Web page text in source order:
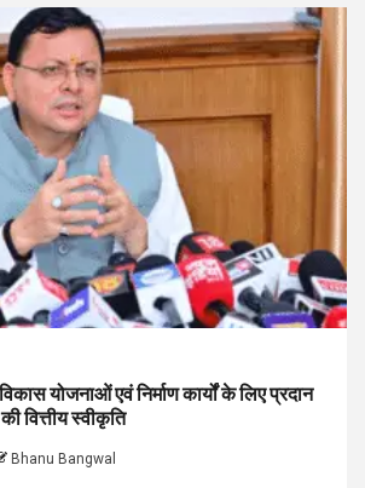
योजनाओं एवं निर्माण कार्यों के लिए प्रदान
वित्तीय स्वीकृति
Bhanu Bangwal